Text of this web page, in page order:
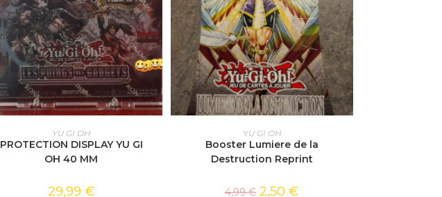
AJOUTER AU PANIER
YU GI OH
PROTECTION DISPLAY YU GI
OH 40 MM
29,99 €
AJOUTER AU PANIER
YU GI OH
Booster Lumiere de la
Destruction Reprint
4,99€ 2,50 €